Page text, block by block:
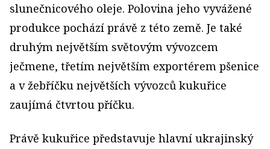
slunečnicového oleje. Polovina jeho vyvážené
produkce pochází právě z této země. Je také
druhým největším světovým vývozcem
ječmene, třetím největším exportérem pšenice
a v žebříčku největších vývozců kukuřice
zaujímá čtvrtou příčku.
Právě kukuřice představuje hlavní ukrajinský